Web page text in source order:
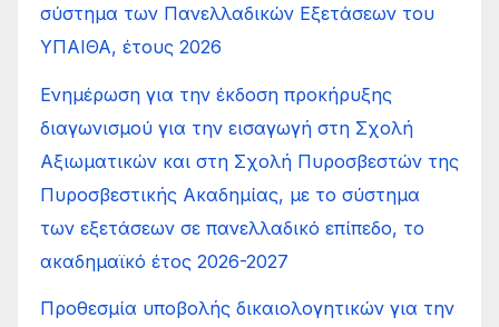
σύστημα των Πανελλαδικών Εξετάσεων του
ΥΠΑΙΘΑ, έτους 2026
Ενημέρωση για την έκδοση προκήρυξης
διαγωνισμού για την εισαγωγή στη Σχολή
Αξιωματικών και στη Σχολή Πυροσβεστών της
Πυροσβεστικής Ακαδημίας, με το σύστημα
των εξετάσεων σε πανελλαδικό επίπεδο, το
ακαδημαϊκό έτος 2026-2027
Προθεσμία υποβολής δικαιολογητικών για την